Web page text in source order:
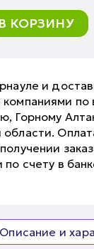
В КОРЗИНУ
и
по
Горному
счету в
Описание и